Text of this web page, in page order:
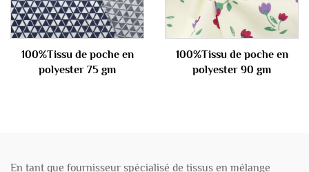
100%Tissu de poche en
polyester 75 gm
100%Tissu de poche en
polyester 90 gm
En tant que fournisseur spécialisé de tissus en mélange